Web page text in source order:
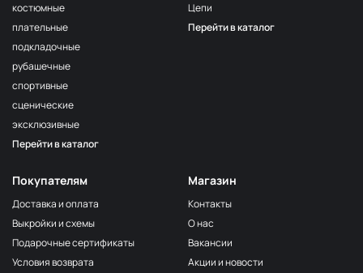
костюмные
плательные
подкладочные
рубашечные
спортивные
сценические
эксклюзивные
Перейти в каталог
Цепи
Перейти в каталог
Покупателям
Доставка и оплата
Выкройки и схемы
Подарочные сертификаты
Условия возврата
Магазин
Контакты
О нас
Вакансии
Акции и новости